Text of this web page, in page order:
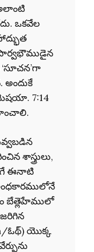
ఒకవేల
అందుకే
7:14
శాస్త్రులు,
ఈనాటి
బేత్లెహేములో